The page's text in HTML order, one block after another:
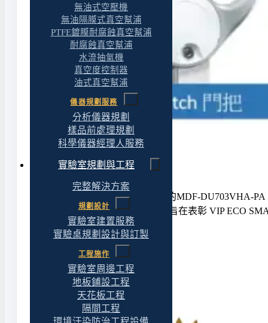
無油式空壓機
無油隔膜式真空幫浦
PTFE鍍膜耐腐蝕真空幫浦
耐腐蝕真空幫浦
水流抽氣機
真空度控制器
油式真空幫浦
儀器規劃服務
分析儀器規劃
樣品前處理規劃
科學儀器經理人服務
實驗室規劃與工程
完整解決方案
規劃設計
實驗室建置服務
實驗桌規劃設計與訂製
工程施作
實驗室周邊工程
地板鋪設工程
天花板工程
隔間工程
PHCbi VIP ECO SMART 系列中的MDF-DU703VHA-
庫領域的一項創新產品，該獎項旨在表彰 VIP ECO